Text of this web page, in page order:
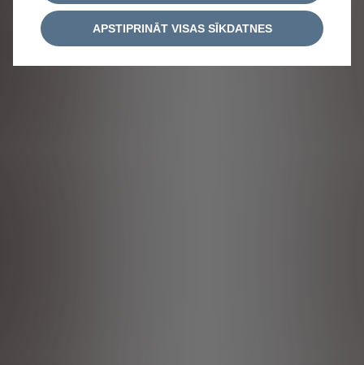
APSTIPRINĀT VISAS SĪKDATNES